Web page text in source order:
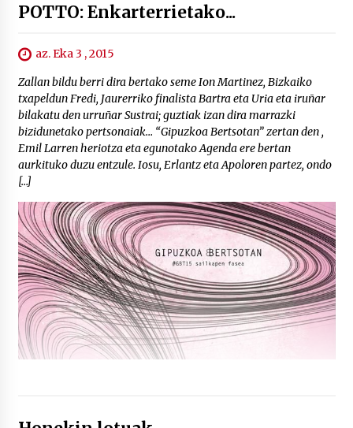
POTTO: Enkarterrietako...
az. Eka 3 , 2015
Zallan bildu berri dira bertako seme Ion Martinez, Bizkaiko
txapeldun Fredi, Jaurerriko finalista Bartra eta Uria eta iruñar
bilakatu den urruñar Sustrai; guztiak izan dira marrazki
bizidunetako pertsonaiak… “Gipuzkoa Bertsotan” zertan den ,
Emil Larren heriotza eta egunotako Agenda ere bertan
aurkituko duzu entzule. Iosu, Erlantz eta Apoloren partez, ondo
[…]